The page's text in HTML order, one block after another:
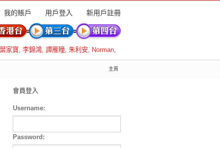
我的賬戶 用戶登入 新用戶註冊
葉家寶, 李錦鴻, 譚雁瞳, 朱利安, Norman,
主頁
會員登入
Username:
Password: